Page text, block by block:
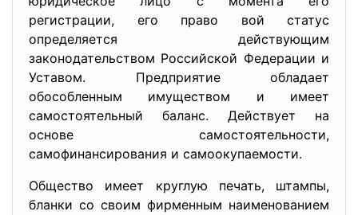
регистрации, его право вой статус
определяется действующим
законодательством Российской Федерации и
Уставом. Предприятие обладает
обособленным имуществом и имеет
самостоятельный баланс. Действует на
основе самостоятельности,
самофинансирования и самоокупаемости.
Общество имеет круглую печать, штампы,
бланки со своим фирменным наименованием